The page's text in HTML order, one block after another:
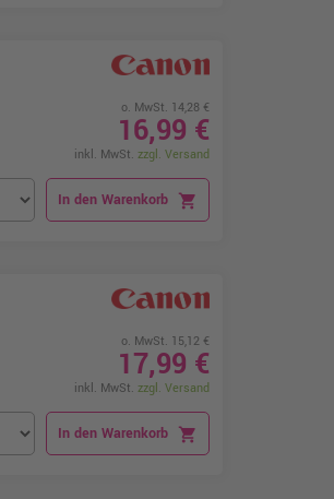
o. MwSt. 14,28 €
16,99 €
inkl. MwSt. zzgl. Versand
In den Warenkorb shopping_cart
o. MwSt. 15,12 €
17,99 €
inkl. MwSt. zzgl. Versand
In den Warenkorb shopping_cart